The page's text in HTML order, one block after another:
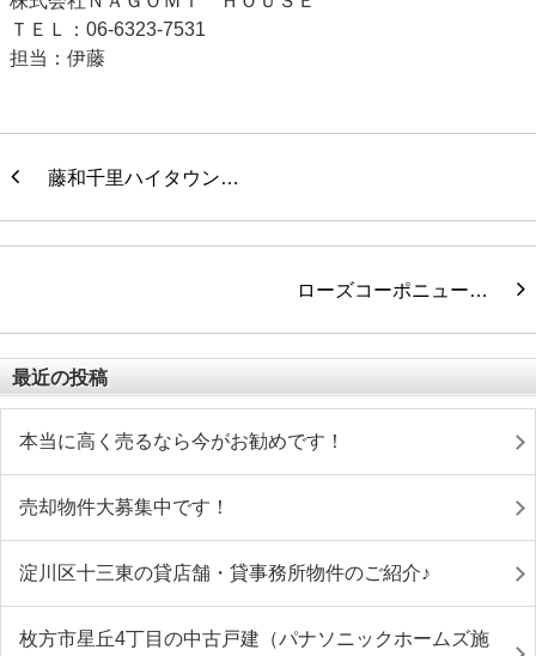
ＴＥＬ：06-6323-7531
担当：伊藤
藤和千里ハイタウン…
ローズコーポニュー…
最近の投稿
本当に高く売るなら今がお勧めです！
売却物件大募集中です！
淀川区十三東の貸店舗・貸事務所物件のご紹介♪
枚方市星丘4丁目の中古戸建（パナソニックホームズ施